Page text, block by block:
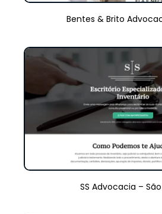
Bentes & Brito
SS Advocacia –